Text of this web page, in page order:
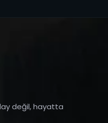
değil, hayatta